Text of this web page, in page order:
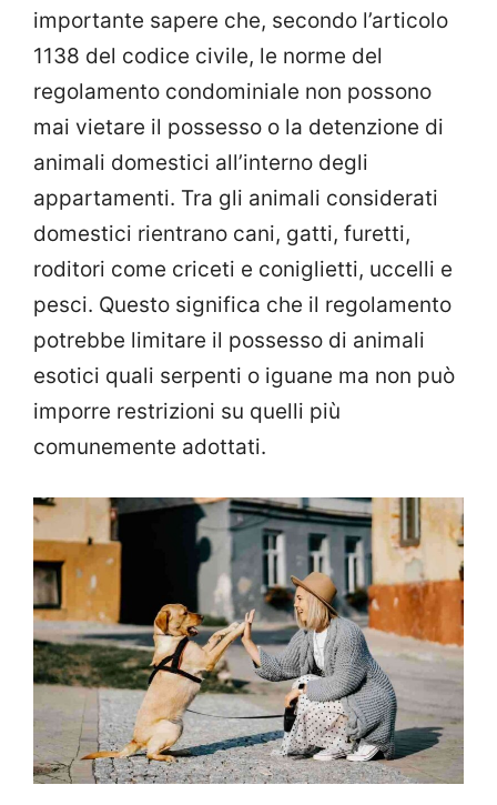
importante sapere che, secondo l’articolo
1138 del codice civile, le norme del
regolamento condominiale non possono
mai vietare il possesso o la detenzione di
animali domestici all’interno degli
appartamenti. Tra gli animali considerati
domestici rientrano cani, gatti, furetti,
roditori come criceti e coniglietti, uccelli e
pesci. Questo significa che il regolamento
potrebbe limitare il possesso di animali
esotici quali serpenti o iguane ma non può
imporre restrizioni su quelli più
comunemente adottati.